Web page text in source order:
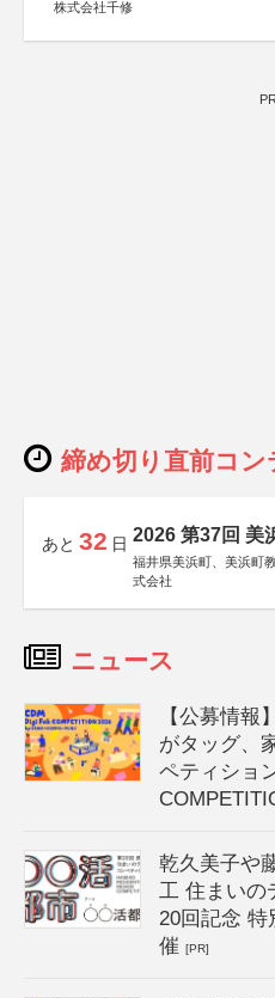
株式会社千修
PR
締め切り直前コン
あと 32 日 2026 第37回 美
福井県美浜町、美浜町
式会社
ニュース
【公募情報
がタッグ、
ペティショ
乾久美子や
工 住まいの
20回記念 特
催[PR]